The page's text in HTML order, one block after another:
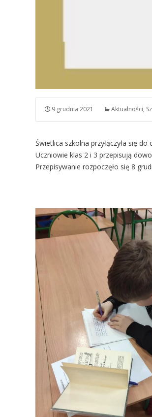
9 grudnia 2021 Aktualności,
Świetlica szkolna przyłączyła się
Uczniowie klas 2 i 3 przepisują
Przepisywanie rozpoczęło się 8